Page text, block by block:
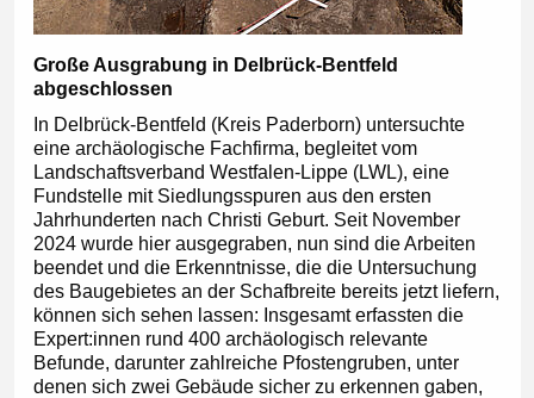
Große Ausgrabung in Delbrück-Bentfeld
abgeschlossen
In Delbrück-Bentfeld (Kreis Paderborn) untersuchte
eine archäologische Fachfirma, begleitet vom
Landschaftsverband Westfalen-Lippe (LWL), eine
Fundstelle mit Siedlungsspuren aus den ersten
Jahrhunderten nach Christi Geburt. Seit November
2024 wurde hier ausgegraben, nun sind die Arbeiten
beendet und die Erkenntnisse, die die Untersuchung
des Baugebietes an der Schafbreite bereits jetzt liefern,
können sich sehen lassen: Insgesamt erfassten die
Expert:innen rund 400 archäologisch relevante
Befunde, darunter zahlreiche Pfostengruben, unter
denen sich zwei Gebäude sicher zu erkennen gaben,